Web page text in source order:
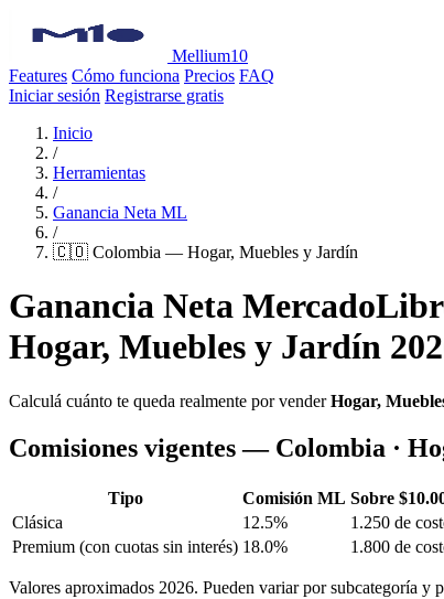
Mellium10
Features Cómo funciona Precios FAQ
Iniciar sesión Registrarse gratis
Inicio
/
Herramientas
/
Ganancia Neta ML
/
🇨🇴 Colombia — Hogar, Muebles y Jardín
Ganancia Neta
Hogar, Muebles y Jardín
Calculá cuánto te queda realmente por venderHogar,
Comisiones vigentes — Colombia ·
Tipo Comisión ML Sobre
Clásica
12.5%
1.250 de
Premium (con cuotas sin interés) 18.0% 1.800 de
Valores aproximados 2026. Pueden variar por subcategoría y